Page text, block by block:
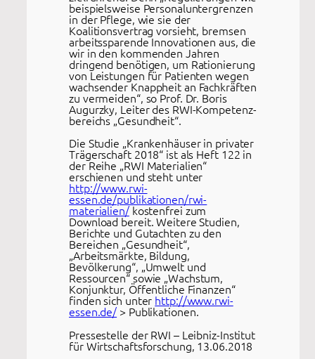
beispielsweise Personaluntergrenzen
in der Pflege, wie sie der
Koalitionsvertrag vorsieht, bremsen
arbeitssparende Innovationen aus, die
wir in den kommenden Jahren
dringend benötigen, um Rationierung
von Leistungen für Patienten wegen
wachsender Knappheit an Fachkräften
zu vermeiden“, so Prof. Dr. Boris
Augurzky, Leiter des RWI-Kompetenz­
bereichs „Gesundheit“.
Die Studie „Krankenhäuser in privater
Trägerschaft 2018“ ist als Heft 122 in
der Reihe „RWI Materialien“
erschienen und steht unter
http://www.rwi-
essen.de/publikationen/rwi-
materialien/kostenfrei zum
Download bereit. Weitere Studien,
Berichte und Gutachten zu den
Bereichen „Gesundheit“,
„Arbeitsmärkte, Bildung,
Bevölkerung“, „Umwelt und
Ressourcen“ sowie „Wachstum,
Konjunktur, Öffentliche Finanzen“
finden sich unter http://www.rwi-
essen.de/ > Publikationen.
Pressestelle der RWI – Leibniz-Institut
für Wirtschaftsforschung, 13.06.2018